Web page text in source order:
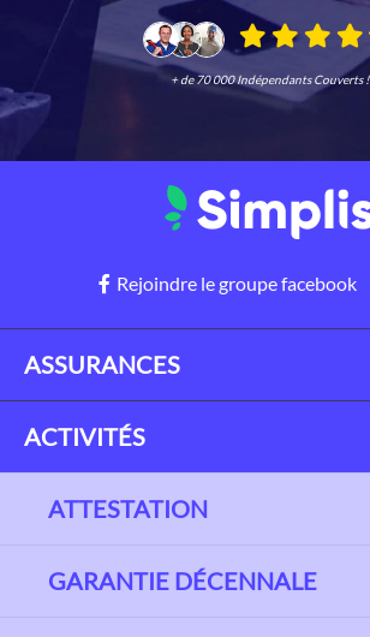
+ de 70 000 Indépendants Couverts !
Rejoindre le groupe facebook
ASSURANCES
ACTIVITÉS
ATTESTATION
GARANTIE DÉCENNALE